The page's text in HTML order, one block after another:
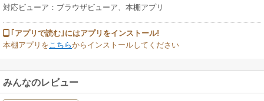
対応ビューア：ブラウザビューア、本棚アプリ
｢アプリで読む｣にはアプリをインストール!
本棚アプリを こちらからインストールしてください
みんなのレビュー